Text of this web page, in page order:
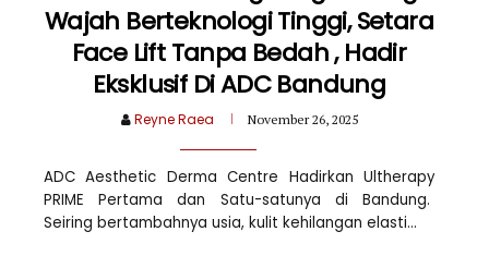
Wajah Berteknologi Tinggi, Setara
Face Lift Tanpa Bedah , Hadir
Eksklusif Di ADC Bandung
Reyne Raea November 26, 2025
ADC Aesthetic Derma Centre Hadirkan Ultherapy
PRIME Pertama dan Satu-satunya di Bandung.
Seiring bertambahnya usia, kulit kehilangan elasti...